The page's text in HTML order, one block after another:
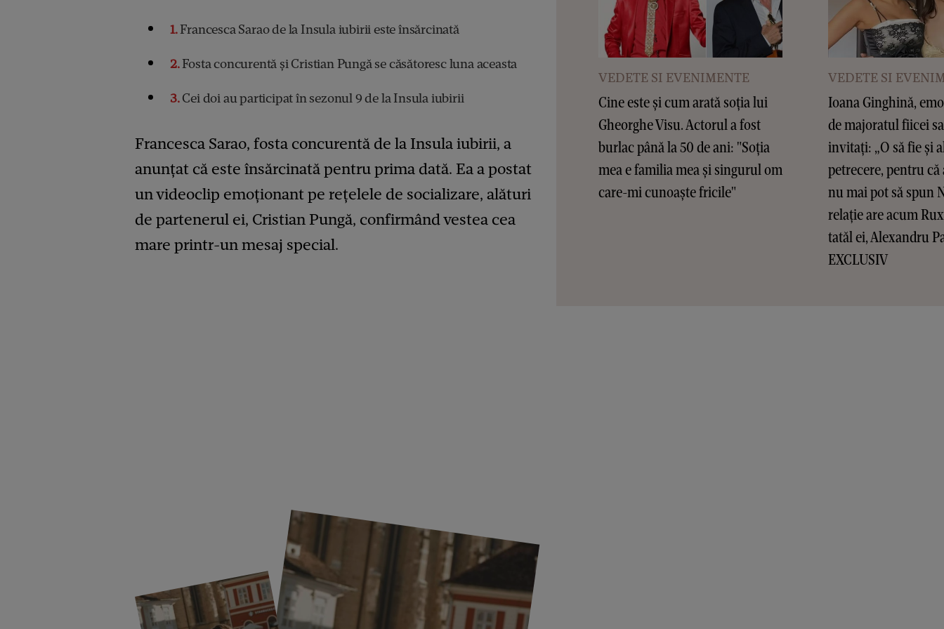
1Francesca Sarao de la Insula iubirii este însărcinată
2Fosta concurentă și Cristian Pungă se căsătoresc luna aceasta
3Cei doi au participat în sezonul 9 de la Insula iubirii
Francesca Sarao, fosta concurentă de la Insula iubirii, a
anunțat că este însărcinată pentru prima dată. Ea a postat
un videoclip emoționant pe rețelele de socializare, alături
de partenerul ei, Cristian Pungă, confirmând vestea cea
mare printr-un mesaj special.
VEDETE SI EVENIMENTE
Cine este și cum arată soția lui
Gheorghe Visu. Actorul a fost
burlac până la 50 de ani: "Soția
mea e familia mea și singurul om
care-mi cunoaște fricile"
VEDETE SI
Ioana Ginghină,
de majoratul fiicei
invitați: „O să fie și
petrecere, pentru că
nu mai pot să spun
relație are acum
tatăl ei, Alexandru
EXCLUSIV